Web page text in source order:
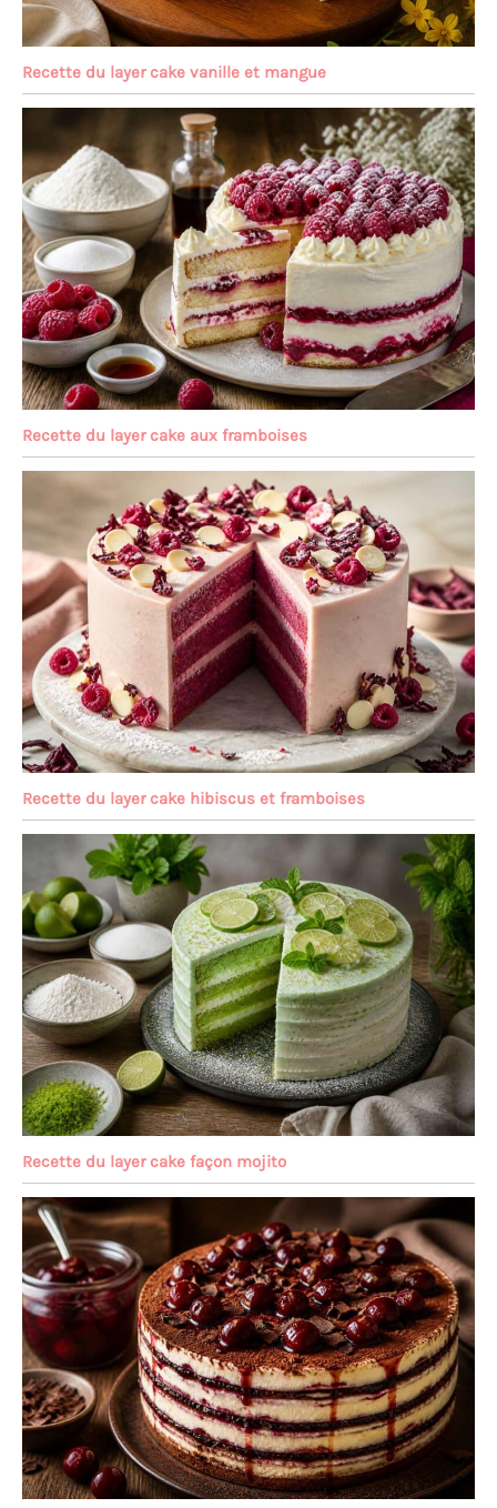
Recette du layer cake vanille et mangue
Recette du layer cake aux framboises
Recette du layer cake hibiscus et framboises
Recette du layer cake façon mojito